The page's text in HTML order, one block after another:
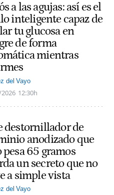
a las agujas: así es el
inteligente capaz de
tu glucosa en
de forma
mientras
del Vayo
12:30h
destornillador de
anodizado que
pesa 65 gramos
un secreto que no
a simple vista
del Vayo